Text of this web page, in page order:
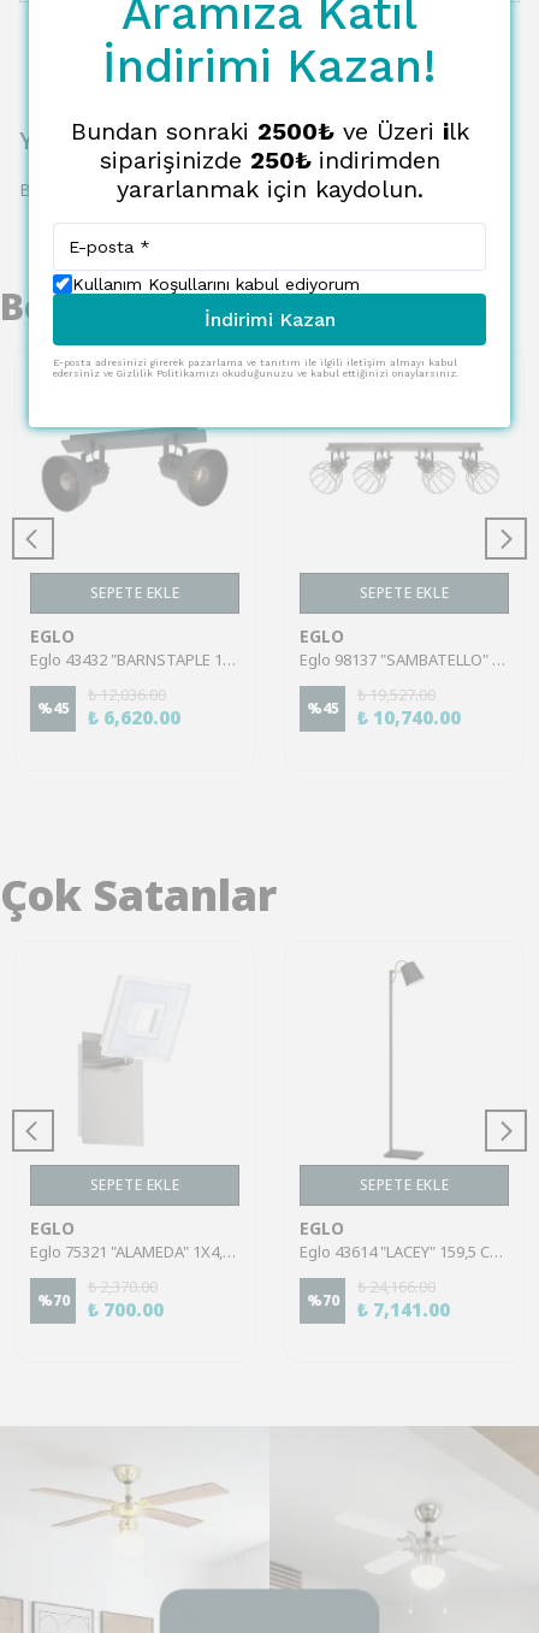
Yorumlar
Bu ürün için henüz yorum yapılmamış.
Benzer Ürünler
SEPETE EKLE
EGLO
Eglo 43432 "BARNSTAPLE 1" 2X40W Ahşap, Çelik Siyah Sıva Üstü Spot
%45
₺ 12,036.00
₺ 6,620.00
SEPETE EKLE
EGLO
Eglo 98137 "SAMBATELLO" 4X40W Ahşap, Çelik Kahverengi, Gümüş Sıva Üstü Spot
%45
₺ 19,527.00
₺ 10,740.00
Çok Satanlar
SEPETE EKLE
EGLO
Eglo 75321 "ALAMEDA" 1X4,5W Çelik Nikel Mat Sıva Üstü Spot
%70
₺ 2,370.00
₺ 700.00
SEPETE EKLE
EGLO
Eglo 43614 "LACEY" 159,5 Cm Yüksekliğinde Çelik, Ahşap Köşe Lambası Lambader
%70
₺ 24,166.00
₺ 7,141.00
Aramıza Katıl
İndirimi Kazan!
Bundan sonraki 2500₺ve Üzeri ilk
siparişinizde 250₺ indirimden
yararlanmak için kaydolun.
Kullanım Koşullarını kabul ediyorum
İndirimi Kazan
E-posta adresinizi girerek pazarlama ve tanıtım ile ilgili iletişim almayı kabul
edersiniz ve Gizlilik Politikamızı okuduğunuzu ve kabul ettiğinizi onaylarsınız.